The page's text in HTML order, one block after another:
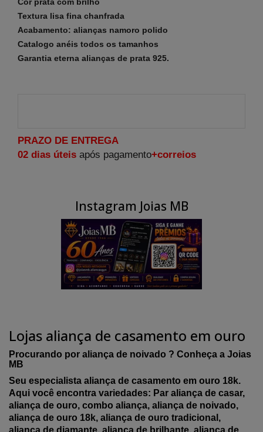
Textura lisa fina chanfrada
Acabamento: alianças namoro polido
Catalogo anéis todos os tamanhos
Garantia eterna alianças de prata 925.
PRAZO DE ENTREGA
02 dias úteis após pagamento+correios
Instagram Joias MB
Lojas aliança de casamento em ouro
Procurando por aliança de noivado ? Conheça a Joias
MB
Seu especialista aliança de casamento em ouro 18k.
Aqui você encontra variedades: Par aliança de casar,
aliança de ouro, combo aliança, aliança de noivado,
aliança de ouro 18k, aliança de ouro tradicional,
aliança de diamante, aliança de brilhante, aliança de